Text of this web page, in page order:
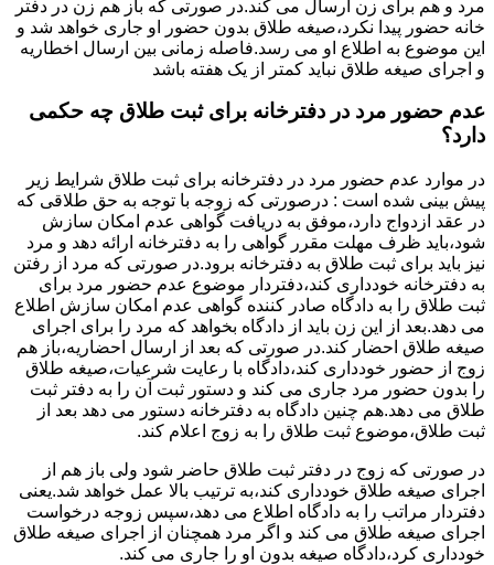
مرد و هم برای زن ارسال می کند.در صورتی که باز هم زن در دفتر
خانه حضور پیدا نکرد،صیغه طلاق بدون حضور او جاری خواهد شد و
این موضوع به اطلاع او می رسد.فاصله زمانی بین ارسال اخطاریه
و اجرای صیغه طلاق نباید کمتر از یک هفته باشد
عدم حضور مرد در دفترخانه برای ثبت طلاق چه حکمی
دارد؟
در موارد عدم حضور مرد در دفترخانه برای ثبت طلاق شرایط زیر
پیش بینی شده است : درصورتی که زوجه با توجه به حق طلاقی که
در عقد ازدواج دارد،موفق به دریافت گواهی عدم امکان سازش
شود،باید ظرف مهلت مقرر گواهی را به دفترخانه ارائه دهد و مرد
نیز باید برای ثبت طلاق به دفترخانه برود.در صورتی که مرد از رفتن
به دفترخانه خودداری کند،دفتردار موضوع عدم حضور مرد برای
ثبت طلاق را به دادگاه صادر کننده گواهی عدم امکان سازش اطلاع
می دهد.بعد از این زن باید از دادگاه بخواهد که مرد را برای اجرای
صیغه طلاق احضار کند.در صورتی که بعد از ارسال احضاریه،باز هم
زوج از حضور خودداری کند،دادگاه با رعایت شرعیات،صیغه طلاق
را بدون حضور مرد جاری می کند و دستور ثبت آن را به دفتر ثبت
طلاق می دهد.هم چنین دادگاه به دفترخانه دستور می دهد بعد از
ثبت طلاق،موضوع ثبت طلاق را به زوج اعلام کند.
در صورتی که زوج در دفتر ثبت طلاق حاضر شود ولی باز هم از
اجرای صیغه طلاق خودداری کند،به ترتیب بالا عمل خواهد شد.یعنی
دفتردار مراتب را به دادگاه اطلاع می دهد،سپس زوجه درخواست
اجرای صیغه طلاق می کند و اگر مرد همچنان از اجرای صیغه طلاق
خودداری کرد،دادگاه صیغه بدون او را جاری می کند.